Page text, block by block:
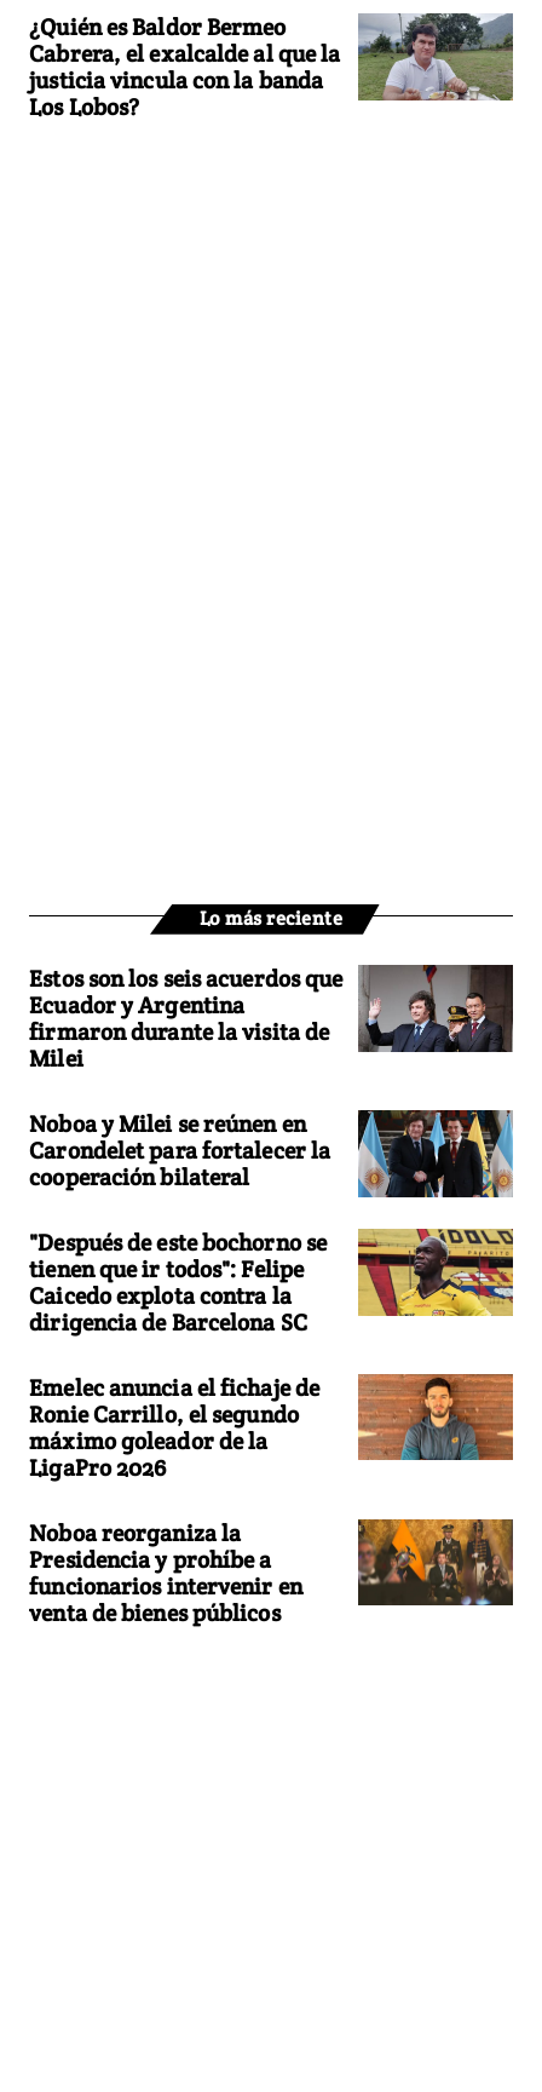
¿Quién es Baldor Bermeo
Cabrera, el exalcalde al que la
justicia vincula con la banda
Los Lobos?
Lo más reciente
Estos son los seis acuerdos que
Ecuador y Argentina
firmaron durante la visita de
Milei
Noboa y Milei se reúnen en
Carondelet para fortalecer la
cooperación bilateral
"Después de este bochorno se
tienen que ir todos": Felipe
Caicedo explota contra la
dirigencia de Barcelona SC
Emelec anuncia el fichaje de
Ronie Carrillo, el segundo
máximo goleador de la
LigaPro 2026
Noboa reorganiza la
Presidencia y prohíbe a
funcionarios intervenir en
venta de bienes públicos